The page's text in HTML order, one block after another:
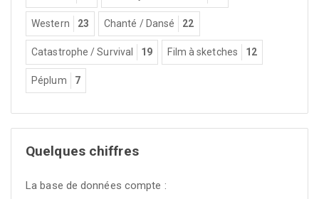
Western 23 Chanté / Dansé 22
Catastrophe / Survival 19 Film à sketches 12
Péplum 7
Quelques chiffres
La base de données compte :